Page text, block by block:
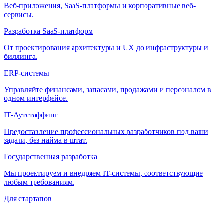
Веб-приложения, SaaS-платформы и корпоративные веб-
сервисы.
Разработка SaaS-платформ
От проектирования архитектуры и UX до инфраструктуры и
биллинга.
ERP-системы
Управляйте финансами, запасами, продажами и персоналом в
одном интерфейсе.
IT-Аутстаффинг
Предоставление профессиональных разработчиков под ваши
задачи, без найма в штат.
Государственная разработка
Мы проектируем и внедряем IT-системы, соответствующие
любым требованиям.
Для стартапов